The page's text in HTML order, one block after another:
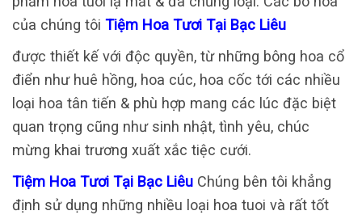
của chúng tôi Tiệm Hoa Tươi Tại Bạc Liêu
được thiết kế với độc quyền, từ những bông hoa cổ
điển như huê hồng, hoa cúc, hoa cốc tới các nhiều
loại hoa tân tiến & phù hợp mang các lúc đặc biệt
quan trọng cũng như sinh nhật, tình yêu, chúc
mừng khai trương xuất xắc tiệc cưới.
Tiệm Hoa Tươi Tại Bạc Liêu Chúng bên tôi khẳng
định sử dụng những nhiều loại hoa tuoi và rất tốt